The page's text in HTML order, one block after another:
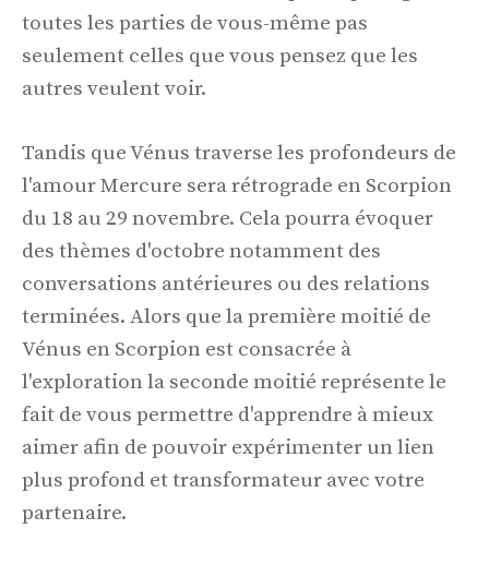
toutes les parties de vous-même pas
seulement celles que vous pensez que les
autres veulent voir.
Tandis que Vénus traverse les profondeurs de
l'amour Mercure sera rétrograde en Scorpion
du 18 au 29 novembre. Cela pourra évoquer
des thèmes d'octobre notamment des
conversations antérieures ou des relations
terminées. Alors que la première moitié de
Vénus en Scorpion est consacrée à
l'exploration la seconde moitié représente le
fait de vous permettre d'apprendre à mieux
aimer afin de pouvoir expérimenter un lien
plus profond et transformateur avec votre
partenaire.